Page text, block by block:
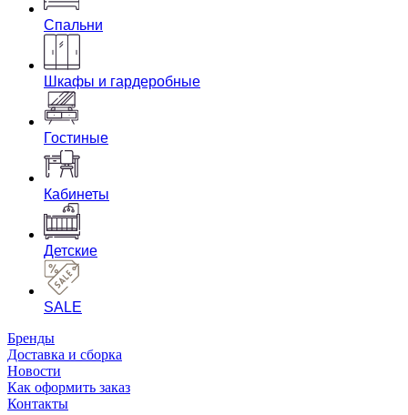
Спальни
Шкафы и гардеробные
Гостиные
Кабинеты
Детские
SALE
Бренды
Доставка и сборка
Новости
Как оформить заказ
Контакты